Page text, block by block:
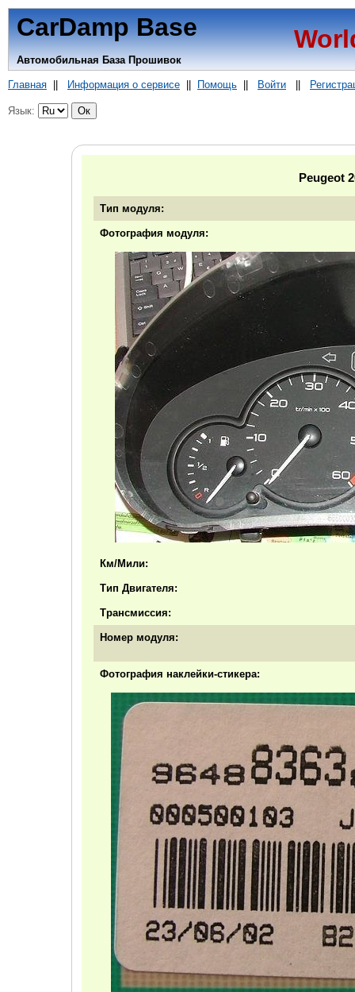
CarDamp Base
Автомобильная База Прошивок
Главная|| Информация о сервисе|| Помощь|| Войти||
Язык:
Peugeot
Тип модуля:
Фотография модуля:
Км/Мили:
Тип Двигателя:
Трансмиссия:
Номер модуля:
Фотография наклейки-стикера: